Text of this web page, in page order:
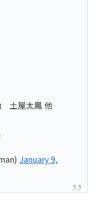
土屋太鳳 他
January 9,